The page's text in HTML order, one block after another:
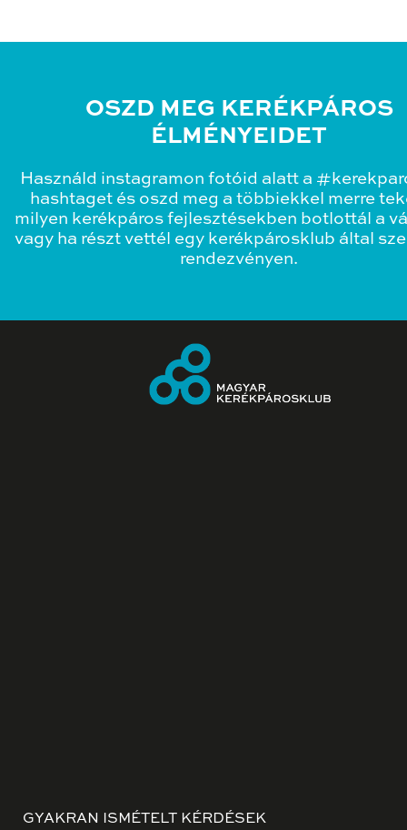
OSZD MEG KERÉKPÁROS
ÉLMÉNYEIDET
Használd instagramon fotóid alatt a
hashtaget és oszd meg a többiekkel merre
milyen kerékpáros fejlesztésekben botlottál a
vagy ha részt vettél egy kerékpárosklub által
rendezvényen.
GYAKRAN ISMÉTELT KÉRDÉSEK